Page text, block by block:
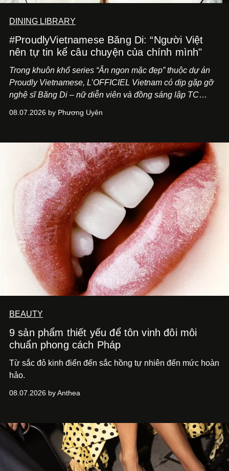
DINING LIBRARY
#ProudlyVietnamese Băng Di: “Người Việt
nên tự tin kể câu chuyện của chính mình"
Trong khuôn khổ series “Ăn ngon mặc đẹp” thuộc dự án
Proudly Vietnamese, L’OFFICIEL Vietnam có dịp gặp gỡ
nghệ sĩ Băng Di – nữ diễn viên và đồng sáng lập TC
Kitchen Bar và SALEM tại TP.HCM.
08.07.2026 by Phương Uyên
BEAUTY
9 sản phẩm thiết yếu để tôn vinh đôi môi
chuẩn phong cách Pháp
Từ sắc đỏ kinh điển đến sắc hồng tự nhiên đến mức hoàn
hảo.
08.07.2026 by Anthea